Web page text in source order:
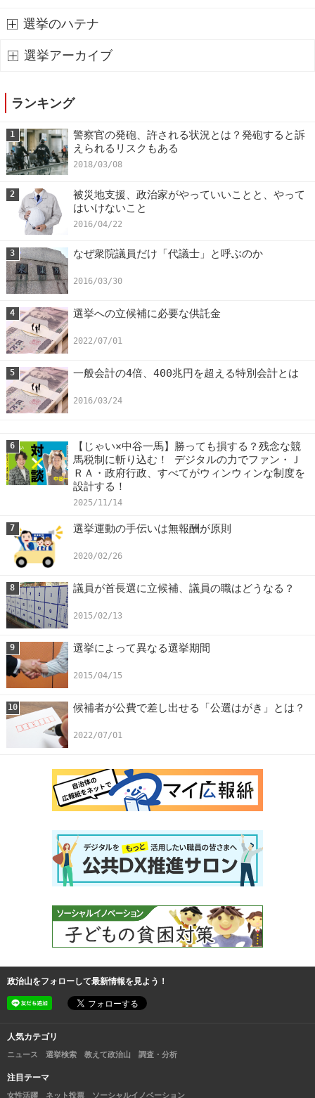
選挙のハテナ
選挙アーカイブ
ランキング
1
警察官の発砲、許される状況とは？発砲すると訴
えられるリスクもある
2018/03/08
2
被災地支援、政治家がやっていいことと、やって
はいけないこと
2016/04/22
3 なぜ衆院議員だけ「代議士」と呼ぶのか
2016/03/30
4 選挙への立候補に必要な供託金
2022/07/01
5 一般会計の4倍、400兆円を超える特別会計とは
2016/03/24
6
【じゃい×中谷一馬】勝っても損する？残念な競
馬税制に斬り込む！ デジタルの力でファン・Ｊ
ＲＡ・政府行政、すべてがウィンウィンな制度を
設計する！
2025/11/14
7 選挙運動の手伝いは無報酬が原則
2020/02/26
8 議員が首長選に立候補、議員の職はどうなる？
2015/02/13
9 選挙によって異なる選挙期間
2015/04/15
10 候補者が公費で差し出せる「公選はがき」とは？
2022/07/01
政治山をフォローして最新情報を見よう！
人気カテゴリ
ニュース 選挙検索 教えて政治山 調査・分析
注目テーマ
女性活躍 ネット投票 ソーシャルイノベーション